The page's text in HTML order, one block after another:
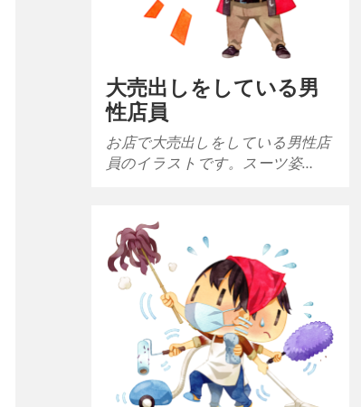
大売出しをしている男
性店員
お店で大売出しをしている男性店
員のイラストです。スーツ姿…